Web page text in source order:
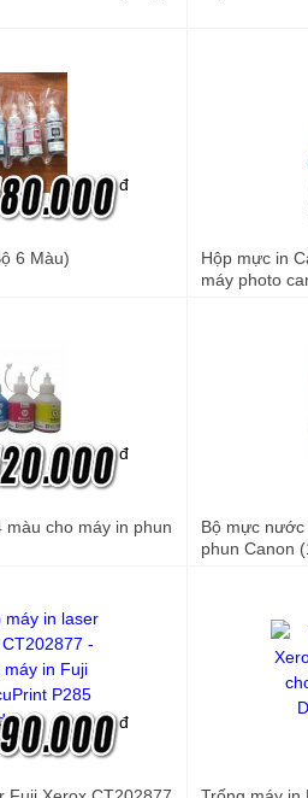
đ
6 Màu)
Hộp mực in
máy photo
đ
cho máy in phun
Bộ mực nước
phun Canon
đ